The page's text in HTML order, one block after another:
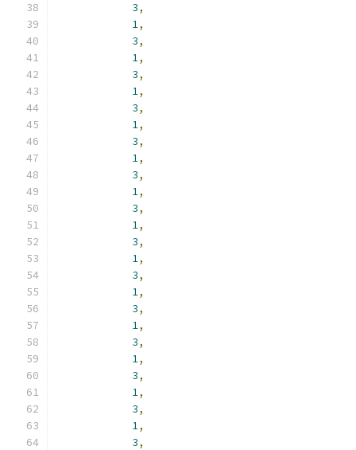
3,
1,
3,
1,
3,
1,
3,
1,
3,
1,
3,
1,
3,
1,
3,
1,
3,
1,
3,
1,
3,
1,
3,
1,
3,
1,
3,